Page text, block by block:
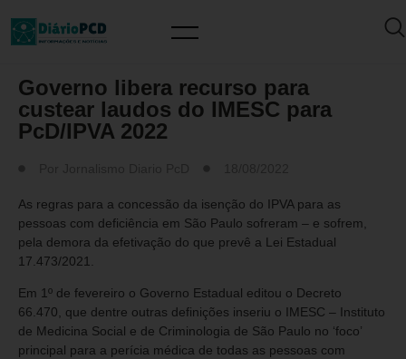
Governo libera recurso para
custear laudos do IMESC para
PcD/IPVA 2022
As regras para a concessão da isenção do IPVA para as
pessoas com deficiência em São Paulo sofreram – e sofrem,
pela demora da efetivação do que prevê a Lei Estadual
17.473/2021.
Em 1º de fevereiro o Governo Estadual editou o Decreto
66.470, que dentre outras definições inseriu o IMESC – Instituto
de Medicina Social e de Criminologia de São Paulo no ‘foco’
principal para a perícia médica de todas as pessoas com